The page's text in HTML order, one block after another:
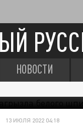
НОВОСТИ
13 ИЮЛЯ 2022 04:18